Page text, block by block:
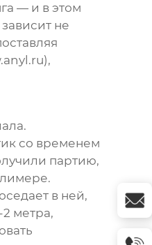
— и в этом
не
),
со временем
партию,
в ней,
метра,